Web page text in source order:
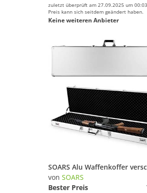
zuletzt überprüft am 27.09.2025 um
Preis kann sich seitdem geändert haben.
Keine weiteren Anbieter
von SOARS
Bester Preis